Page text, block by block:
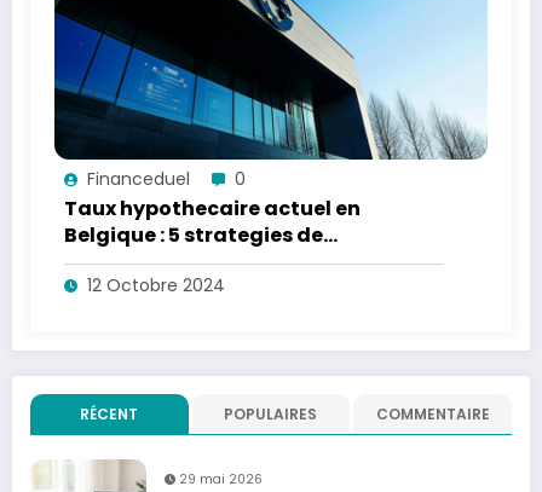
Financeduel 0
Taux hypothecaire actuel en
Belgique : 5 strategies de
negociation gagnantes
12 Octobre 2024
RÉCENT POPULAIRES COMMENTAIRE
29 mai 2026